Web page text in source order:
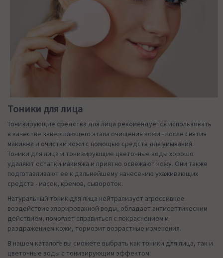
Тоники для лица
Тонизирующие средства для лица рекомендуется использовать
в качестве завершающего этапа очищения кожи - после снятия
макияжа и очистки кожи с помощью средств для умывания.
Тоники для лица и тонизирующие цветочные воды хорошо
удаляют остатки макияжа и приятно освежают кожу. Они также
подготавливают ее к дальнейшему нанесению ухаживающих
средств - масок, кремов, сывороток.
Натуральный тоник для лица нейтрализует агрессивное
воздействие хлорированной воды, обладает антисептическим
действием, помогает справиться с покраснением и
раздражением кожи, тормозит возрастные изменения.
В нашем каталоге вы сможете выбрать как тоники для лица, так и
цветочные воды с тонизирующим эффектом.